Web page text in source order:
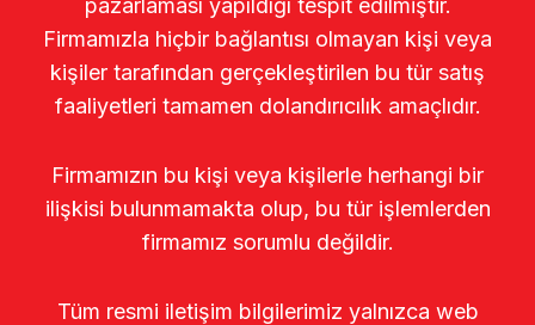
pazarlaması yapıldığı tespit edilmiştir.
Firmamızla hiçbir bağlantısı olmayan kişi veya
kişiler tarafından gerçekleştirilen bu tür satış
faaliyetleri tamamen dolandırıcılık amaçlıdır.
Firmamızın bu kişi veya kişilerle herhangi bir
ilişkisi bulunmamakta olup, bu tür işlemlerden
firmamız sorumlu değildir.
Tüm resmi iletişim bilgilerimiz yalnızca web